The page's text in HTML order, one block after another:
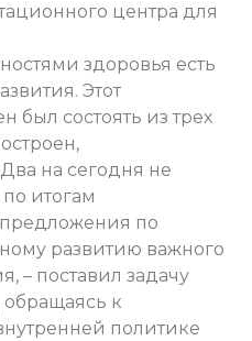
центра для
здоровья есть
Этот
был состоять из трех
на сегодня не
итогам
по
развитию важного
– поставил задачу
к
политике